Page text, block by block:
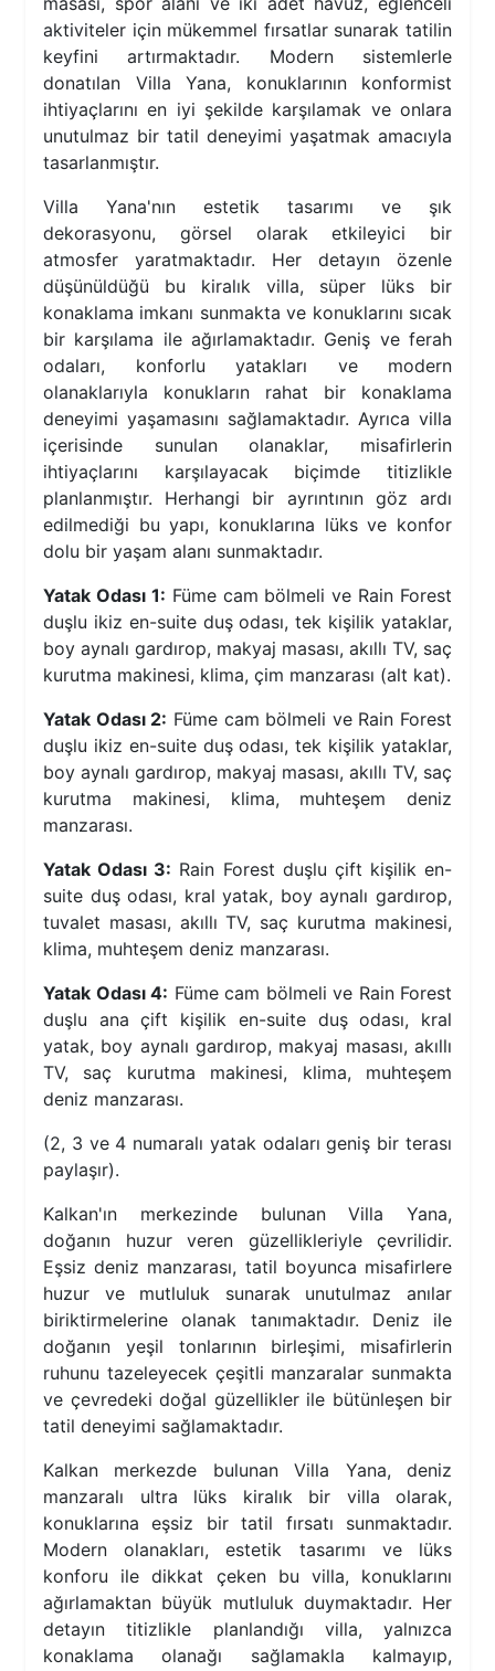
aktiviteler için mükemmel fırsatlar sunarak tatilin
keyfini artırmaktadır. Modern sistemlerle
donatılan Villa Yana, konuklarının konformist
ihtiyaçlarını en iyi şekilde karşılamak ve onlara
unutulmaz bir tatil deneyimi yaşatmak amacıyla
tasarlanmıştır.
Villa Yana'nın estetik tasarımı ve şık
dekorasyonu, görsel olarak etkileyici bir
atmosfer yaratmaktadır. Her detayın özenle
düşünüldüğü bu kiralık villa, süper lüks bir
konaklama imkanı sunmakta ve konuklarını sıcak
bir karşılama ile ağırlamaktadır. Geniş ve ferah
odaları, konforlu yatakları ve modern
olanaklarıyla konukların rahat bir konaklama
deneyimi yaşamasını sağlamaktadır. Ayrıca villa
içerisinde sunulan olanaklar, misafirlerin
ihtiyaçlarını karşılayacak biçimde titizlikle
planlanmıştır. Herhangi bir ayrıntının göz ardı
edilmediği bu yapı, konuklarına lüks ve konfor
dolu bir yaşam alanı sunmaktadır.
Yatak Odası 1: Füme cam bölmeli ve Rain Forest
duşlu ikiz en-suite duş odası, tek kişilik yataklar,
boy aynalı gardırop, makyaj masası, akıllı TV, saç
kurutma makinesi, klima, çim manzarası (alt kat).
Yatak Odası 2: Füme cam bölmeli ve Rain Forest
duşlu ikiz en-suite duş odası, tek kişilik yataklar,
boy aynalı gardırop, makyaj masası, akıllı TV, saç
kurutma makinesi, klima, muhteşem deniz
manzarası.
Yatak Odası 3: Rain Forest duşlu çift kişilik en-
suite duş odası, kral yatak, boy aynalı gardırop,
tuvalet masası, akıllı TV, saç kurutma makinesi,
klima, muhteşem deniz manzarası.
Yatak Odası 4: Füme cam bölmeli ve Rain Forest
duşlu ana çift kişilik en-suite duş odası, kral
yatak, boy aynalı gardırop, makyaj masası, akıllı
TV, saç kurutma makinesi, klima, muhteşem
deniz manzarası.
(2, 3 ve 4 numaralı yatak odaları geniş bir terası
paylaşır).
Kalkan'ın merkezinde bulunan Villa Yana,
doğanın huzur veren güzellikleriyle çevrilidir.
Eşsiz deniz manzarası, tatil boyunca misafirlere
huzur ve mutluluk sunarak unutulmaz anılar
biriktirmelerine olanak tanımaktadır. Deniz ile
doğanın yeşil tonlarının birleşimi, misafirlerin
ruhunu tazeleyecek çeşitli manzaralar sunmakta
ve çevredeki doğal güzellikler ile bütünleşen bir
tatil deneyimi sağlamaktadır.
Kalkan merkezde bulunan Villa Yana, deniz
manzaralı ultra lüks kiralık bir villa olarak,
konuklarına eşsiz bir tatil fırsatı sunmaktadır.
Modern olanakları, estetik tasarımı ve lüks
konforu ile dikkat çeken bu villa, konuklarını
ağırlamaktan büyük mutluluk duymaktadır. Her
detayın titizlikle planlandığı villa, yalnızca
konaklama olanağı sağlamakla kalmayıp,